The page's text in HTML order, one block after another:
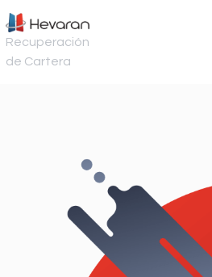
Recuperación
de Cartera